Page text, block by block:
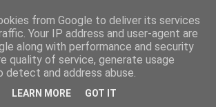
from Google to deliver its services
Your IP address and user-agent are
along with performance and security
quality of service, generate usage
and address abuse.
LEARN MORE GOT IT